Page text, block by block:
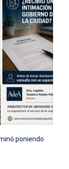
poniendo